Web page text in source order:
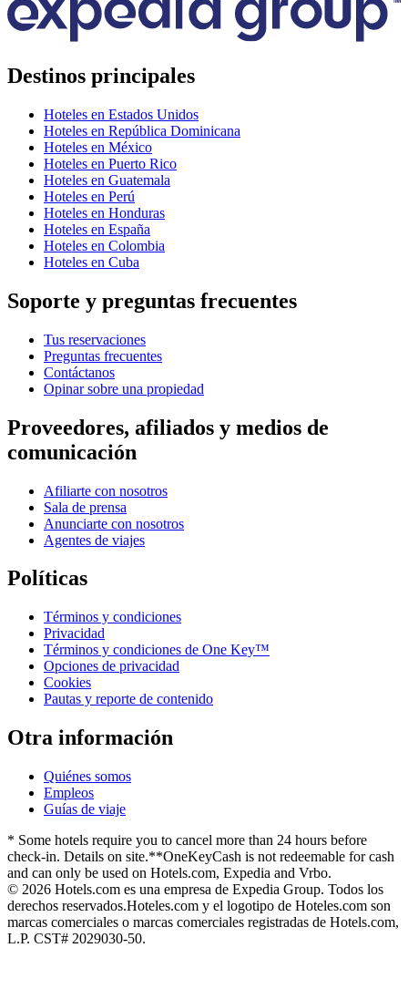
Destinos principales
Hoteles en Estados Unidos
Hoteles en República Dominicana
Hoteles en México
Hoteles en Puerto Rico
Hoteles en Guatemala
Hoteles en Perú
Hoteles en Honduras
Hoteles en España
Hoteles en Colombia
Hoteles en Cuba
Soporte y preguntas frecuentes
Tus reservaciones
Preguntas frecuentes
Contáctanos
Opinar sobre una propiedad
Proveedores, afiliados y medios de
comunicación
Afiliarte con nosotros
Sala de prensa
Anunciarte con nosotros
Agentes de viajes
Políticas
Términos y condiciones
Privacidad
Términos y condiciones de One Key™
Opciones de privacidad
Cookies
Pautas y reporte de contenido
Otra información
Quiénes somos
Empleos
Guías de viaje
* Some hotels require you to cancel more than 24 hours before
check-in. Details on site.**OneKeyCash is not redeemable for cash
and can only be used on Hotels.com, Expedia and Vrbo.
© 2026 Hotels.com es una empresa de Expedia Group. Todos los
derechos reservados.Hoteles.com y el logotipo de Hoteles.com son
marcas comerciales o marcas comerciales registradas de Hotels.com,
L.P. CST# 2029030-50.